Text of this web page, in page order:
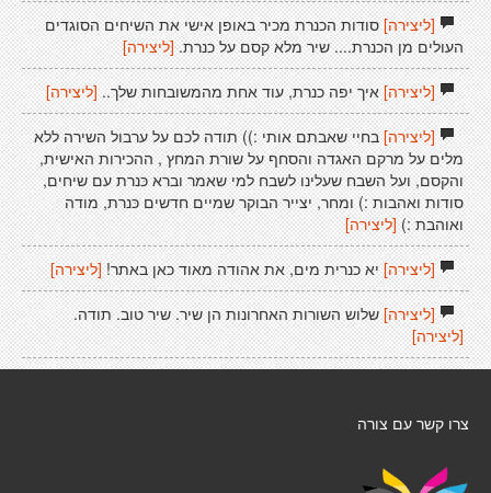
[ליצירה]סודות הכנרת מכיר באופן אישי את השיחים הסוגדים
העולים מן הכנרת.... שיר מלא קסם על כנרת. [ליצירה]
[ליצירה]איך יפה כנרת, עוד אחת מהמשובחות שלך.. [ליצירה]
[ליצירה]בחיי שאבתם אותי :)) תודה לכם על ערבול השירה ללא
מלים על מרקם האגדה והסחף על שורת המחץ , ההכירות האישית,
והקסם, ועל השבח שעלינו לשבח למי שאמר וברא כּנרת עם שיחים,
סודות ואהבות :) ומחר, יצייר הבוקר שמיים חדשים כּנרת, מודה
ואוהבת :) [ליצירה]
[ליצירה]יא כנרית מים, את אהודה מאוד כאן באתר! [ליצירה]
[ליצירה]שלוש השורות האחרונות הן שיר. שיר טוב. תודה.
[ליצירה]
צרו קשר עם צורה